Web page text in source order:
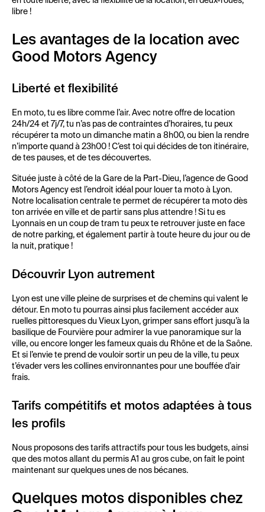
libre !
Les avantages de la location avec
Good Motors Agency
Liberté et flexibilité
En moto, tu es libre comme l’air. Avec notre offre de location
24h/24 et 7j/7, tu n’as pas de contraintes d’horaires, tu peux
récupérer ta moto un dimanche matin a 8h00, ou bien la rendre
n’importe quand à 23h00 ! C’est toi qui décides de ton itinéraire,
de tes pauses, et de tes découvertes.
Située juste à côté de la Gare de la Part-Dieu, l’agence de Good
Motors Agency est l’endroit idéal pour louer ta moto à Lyon.
Notre localisation centrale te permet de récupérer ta moto dès
ton arrivée en ville et de partir sans plus attendre ! Si tu es
Lyonnais en un coup de tram tu peux te retrouver juste en face
de notre parking, et également partir à toute heure du jour ou de
la nuit, pratique !
Découvrir Lyon autrement
Lyon est une ville pleine de surprises et de chemins qui valent le
détour. En moto tu pourras ainsi plus facilement accéder aux
ruelles pittoresques du Vieux Lyon, grimper sans effort jusqu’à la
basilique de Fourvière pour admirer la vue panoramique sur la
ville, ou encore longer les fameux quais du Rhône et de la Saône.
Et si l’envie te prend de vouloir sortir un peu de la ville, tu peux
t’évader vers les collines environnantes pour une bouffée d’air
frais.
Tarifs compétitifs et motos adaptées à tous
les profils
Nous proposons des tarifs attractifs pour tous les budgets, ainsi
que des motos allant du permis A1 au gros cube, on fait le point
maintenant sur quelques unes de nos bécanes.
Quelques motos disponibles chez